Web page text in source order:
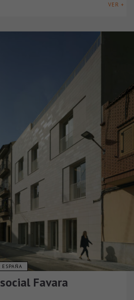
VER +
ESPAÑA
Favara